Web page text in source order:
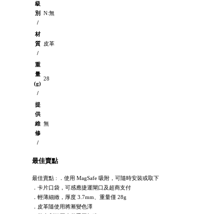
級
別
/
N:無
材
質
/
皮革
重
量
(g)
/
28
提
供
維
修
/
無
最佳賣點
最佳賣點 : ．使用 MagSafe 吸附，可隨時安裝或取下
．卡片口袋，可感應捷運閘口及超商支付
．輕薄細緻，厚度 3.7mm、重量僅 28g
．皮革隨使用將漸變色澤